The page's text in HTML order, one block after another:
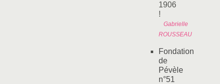
1906
!
Gabrielle
ROUSSEAU
Fondation
de
Pévèle
n°51